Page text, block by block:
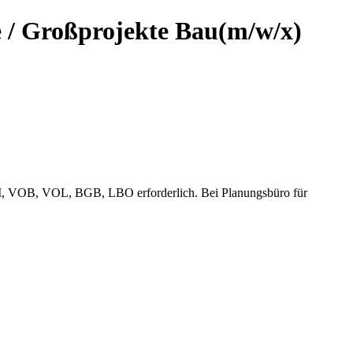
Großprojekte Bau(m/w/x)
VOB, VOL, BGB, LBO erforderlich. Bei Planungsbüro für